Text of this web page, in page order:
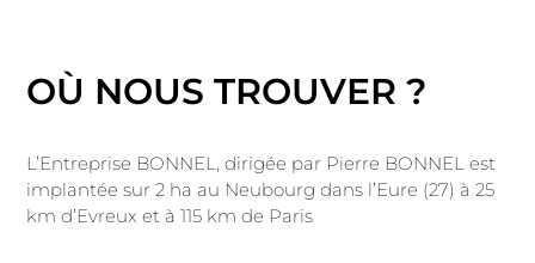
OÙ NOUS TROUVER ?
L’Entreprise BONNEL, dirigée par Pierre BONNEL est
implantée sur 2 ha au Neubourg dans l’Eure (27) à 25
km d’Evreux et à 115 km de Paris